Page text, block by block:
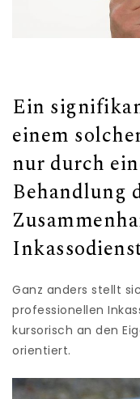
Ein
einem
nur durch
Behandlung
Ganz anders stellt
professionellen
kursorisch an den
orientiert.